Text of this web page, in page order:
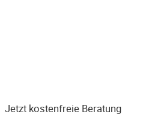
Jetzt kostenfreie Beratung